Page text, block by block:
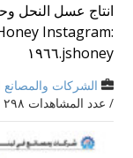
انتاج عسل النحل
Instagram:
jshoney.١٩٦٦
الشركات والمصانع
/ عدد المشاهدات ٢٩٨